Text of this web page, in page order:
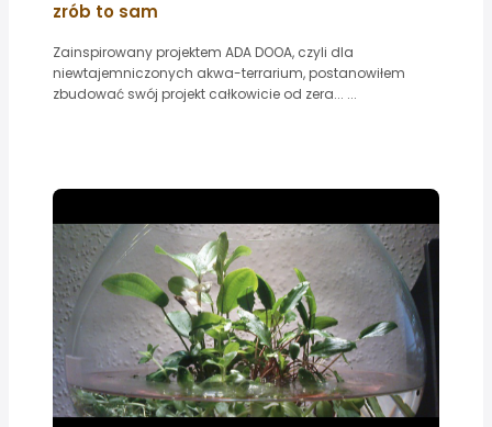
zrób to sam
Zainspirowany projektem ADA DOOA, czyli dla
niewtajemniczonych akwa-terrarium, postanowiłem
zbudować swój projekt całkowicie od zera... ...